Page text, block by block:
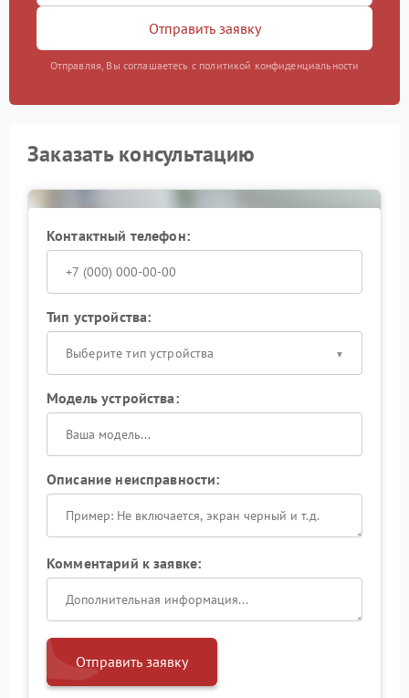
Отправить заявку
Отправляя, Вы соглашаетесь с политикой конфиденциальности
Заказать консультацию
Контактный телефон:
Тип устройства:
Выберите тип устройства
Модель устройства:
Описание неисправности:
Комментарий к заявке:
Отправить заявку